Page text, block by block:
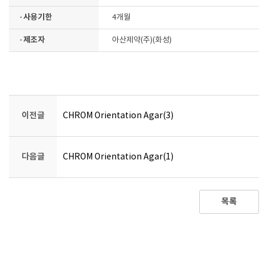
· 사용기한 4개월
· 제조자 아산제약(주)(화성)
이전글 CHROM Orientation Agar(3)
다음글 CHROM Orientation Agar(1)
목록